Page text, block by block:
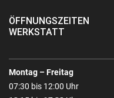
ÖFFNUNGSZEITEN
WERKSTATT
Montag – Freitag
07:30 bis 12:00 Uhr